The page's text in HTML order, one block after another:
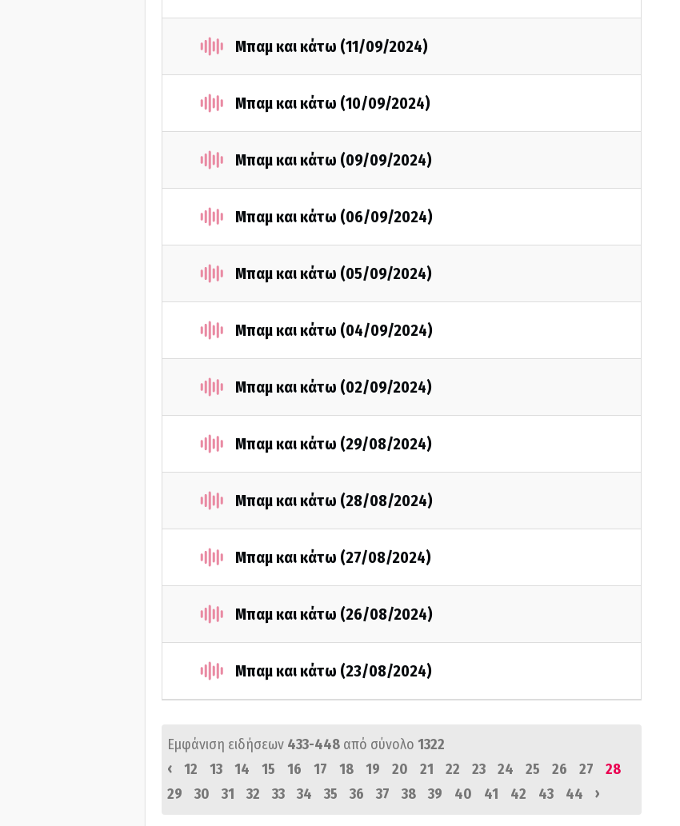
Μπαμ και κάτω (11/09/2024)
Μπαμ και κάτω (10/09/2024)
Μπαμ και κάτω (09/09/2024)
Μπαμ και κάτω (06/09/2024)
Μπαμ και κάτω (05/09/2024)
Μπαμ και κάτω (04/09/2024)
Μπαμ και κάτω (02/09/2024)
Μπαμ και κάτω (29/08/2024)
Μπαμ και κάτω (28/08/2024)
Μπαμ και κάτω (27/08/2024)
Μπαμ και κάτω (26/08/2024)
Μπαμ και κάτω (23/08/2024)
Εμφάνιση ειδήσεων 433-448 από σύνολο 1322
‹
12 13 14 15 16 17 18 19 20 21 22 23 24 25 26 27
28
29
30 31 32 33 34 35 36 37 38 39 40 41 42 43 44 ›